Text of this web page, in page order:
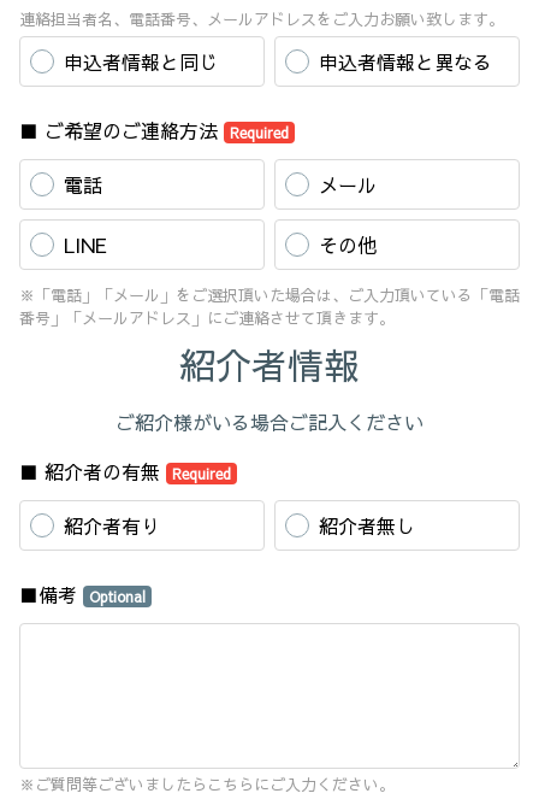
連絡担当者名、電話番号、メールアドレスをご入力お願い致します。
申込者情報と同じ 申込者情報と異なる
■ ご希望のご連絡方法 Required
電話 メール
LINE その他
※「電話」「メール」をご選択頂いた場合は、ご入力頂いている「電話
番号」「メールアドレス」にご連絡させて頂きます。
紹介者情報
ご紹介様がいる場合ご記入ください
■ 紹介者の有無
Required
紹介者有り 紹介者無し
■備考 Optional
※ご質問等ございましたらこちらにご入力ください。